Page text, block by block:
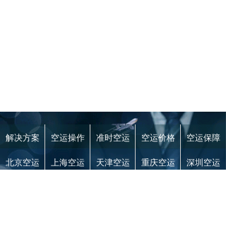
解决方案 空运操作 准时空运 空运价格 空运保障
北京空运 上海空运 天津空运 重庆空运 深圳空运